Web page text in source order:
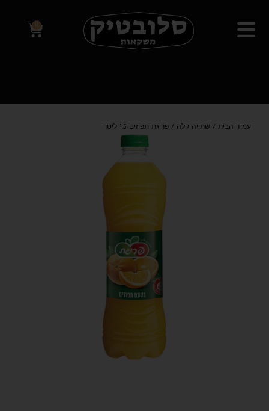
0
עמוד הבית / שתייה קלה / פריגת תפוזים 1.5 ליטר